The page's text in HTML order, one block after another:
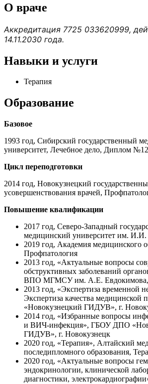
О враче
Аккредитация 7725 033620999,
14.11.2030 года.
Навыки и услуги
Терапия
Образование
Базовое
1993 год, Сибирский государственный
университет, Лечебное дело, Диплом
Цикл переподготовки
2014 год, Новокузнецкий
усовершенствования врачей,
Повышение квалификации
2017 год, Северо-Западный
медицинский университет им.
2019 год, Академия медицинского
Профпатология
2013 год, «Актуальные вопросы
обструктивных заболеваний
ВПО МГМСУ им. А.Е. Евдокимова,
2013 год, «Экспертиза временной
Экспертиза качества
«Новокузнецкий ГИДУВ», г.
2014 год, «Избранные вопросы
и ВИЧ-инфекция», ГБОУ ДПО
ГИДУВ», г. Новокузнецк
2020 год, «Терапия», Алтайский
последипломного образования,
2020 год, «Актуальные вопросы
эндокринологии, клинической
диагностики,